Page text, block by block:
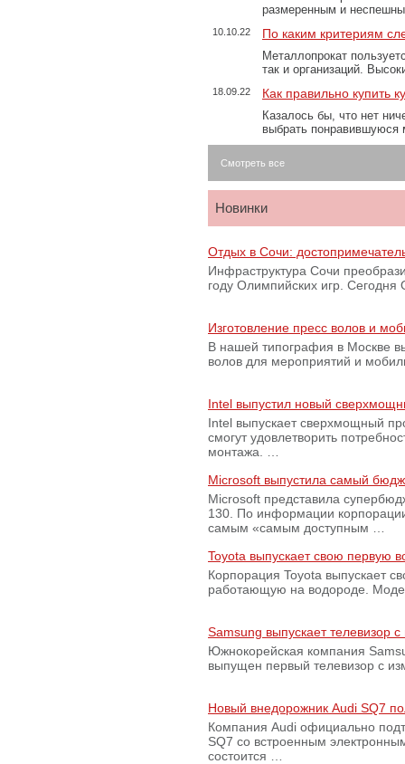
размеренным и
10.10.22 По каким критериям
Металлопрокат
так и организаций.
18.09.22 Как правильно купить
Казалось бы, что нет
выбрать
Смотреть все
Новинки
Отдых в Сочи:
Инфраструктура Сочи
году Олимпийских игр.
Изготовление пресс волов и
В нашей типография в Москве
волов для мероприятий и
Intel выпустил новый
Intel выпускает сверхмощный
смогут удовлетворить
монтажа. …
Microsoft выпустила самый
Microsoft представила
130. По информации
самым «самым доступным …
Toyota выпускает свою первую
Корпорация Toyota выпускает
работающую на водороде.
Samsung выпускает телевизор
Южнокорейская компания
выпущен первый телевизор с
Новый внедорожник Audi SQ7
Компания Audi официально
SQ7 со встроенным
состоится …